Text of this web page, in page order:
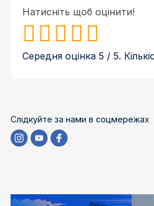
Натисніть щоб оцінити!
Середня оцінка5 / 5.
Слідкуйте за нами в соцмережах